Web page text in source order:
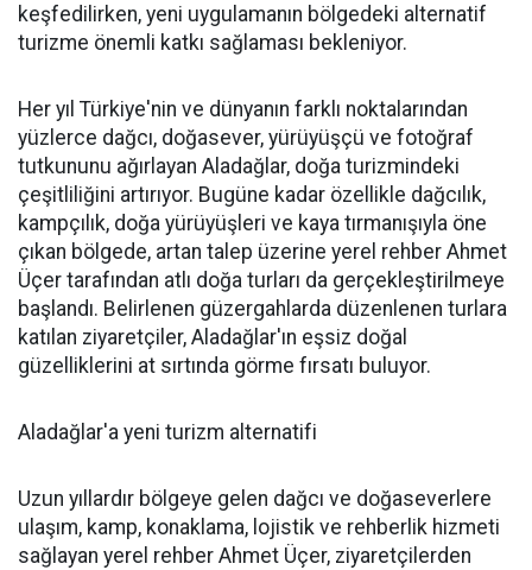
keşfedilirken, yeni uygulamanın bölgedeki alternatif
turizme önemli katkı sağlaması bekleniyor.
Her yıl Türkiye'nin ve dünyanın farklı noktalarından
yüzlerce dağcı, doğasever, yürüyüşçü ve fotoğraf
tutkununu ağırlayan Aladağlar, doğa turizmindeki
çeşitliliğini artırıyor. Bugüne kadar özellikle dağcılık,
kampçılık, doğa yürüyüşleri ve kaya tırmanışıyla öne
çıkan bölgede, artan talep üzerine yerel rehber Ahmet
Üçer tarafından atlı doğa turları da gerçekleştirilmeye
başlandı. Belirlenen güzergahlarda düzenlenen turlara
katılan ziyaretçiler, Aladağlar'ın eşsiz doğal
güzelliklerini at sırtında görme fırsatı buluyor.
Aladağlar'a yeni turizm alternatifi
Uzun yıllardır bölgeye gelen dağcı ve doğaseverlere
ulaşım, kamp, konaklama, lojistik ve rehberlik hizmeti
sağlayan yerel rehber Ahmet Üçer, ziyaretçilerden